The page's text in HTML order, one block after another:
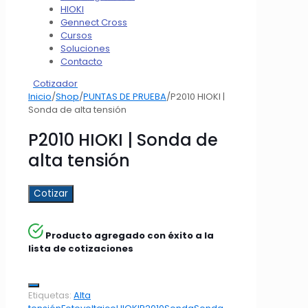
HIOKI
Gennect Cross
Cursos
Soluciones
Contacto
Cotizador
Inicio/Shop/PUNTAS DE PRUEBA/P2010 HIOKI |
Sonda de alta tensión
P2010 HIOKI | Sonda de
alta tensión
Cotizar
Producto agregado con éxito a la
lista de cotizaciones
Etiquetas: Alta